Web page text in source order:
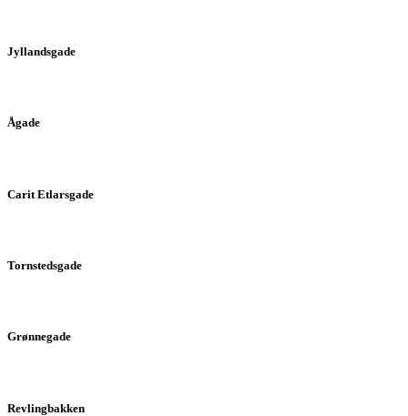
Jyllandsgade
Ågade
Carit Etlarsgade
Tornstedsgade
Grønnegade
Revlingbakken